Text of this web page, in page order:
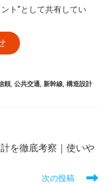
ト”として共有してい
頼, 公共交通, 新幹線, 構造設計
を徹底考察｜使いや
次の投稿